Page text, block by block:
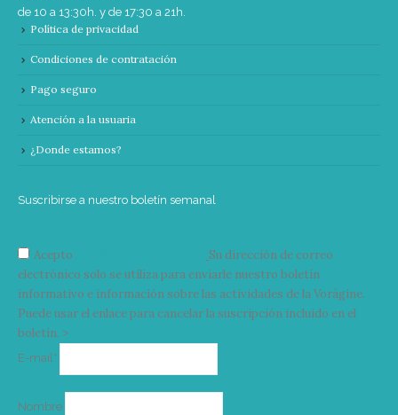
de 10 a 13:30h. y de 17:30 a 21h.
Política de privacidad
Condiciones de contratación
Pago seguro
Atención a la usuaria
¿Donde estamos?
Suscribirse a nuestro boletín semanal
Acepto
Su dirección de correo
electrónico solo se utiliza para enviarle nuestro boletín
informativo e información sobre las actividades de la Vorágine.
Puede usar el enlace para cancelar la suscripción incluido en el
boletín. >
E-mail*
Nombre